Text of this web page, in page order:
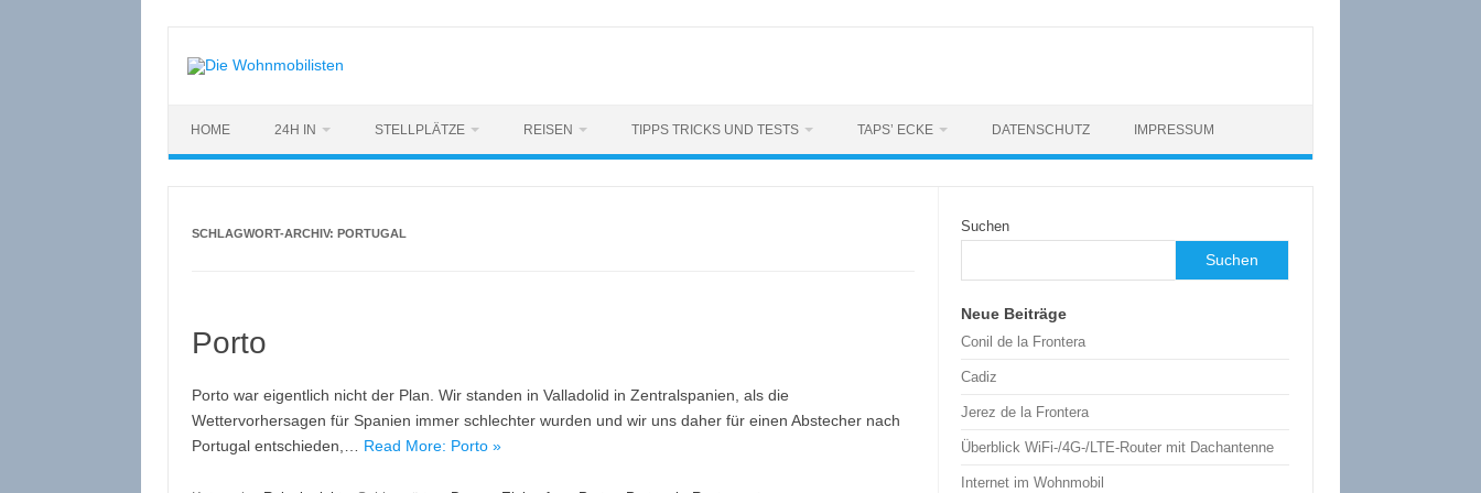
springen
HOME 24H IN STELLPLÄTZE REISEN TIPPS TRICKS UND TESTS TAPS’ ECKE DATENSCHUTZ IMPRESSUM
SCHLAGWORT-ARCHIV: PORTUGAL
Porto
Porto war eigentlich nicht der Plan. Wir standen in Valladolid in Zentralspanien, als die
Wettervorhersagen für Spanien immer schlechter wurden und wir uns daher für einen Abstecher nach
Portugal entschieden,… Read More: Porto »
Suchen
Suchen
Neue Beiträge
Conil de la Frontera
Cadiz
Jerez de la Frontera
Überblick WiFi-/4G-/LTE-Router mit Dachantenne
Internet im Wohnmobil